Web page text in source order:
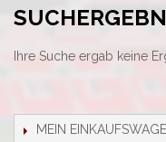
Ihre Suche ergab keine
MEIN